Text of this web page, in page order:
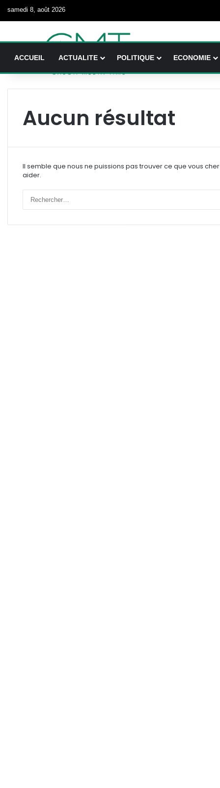
samedi 8, août 2026
ACCUEIL ACTUALITE POLITIQUE ECONOMIE
Aucun résultat
Il semble que nous ne puissions pas trouver ce que vous
aider.